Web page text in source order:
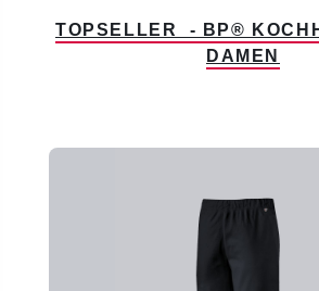
TOPSELLER - BP®
DAMEN